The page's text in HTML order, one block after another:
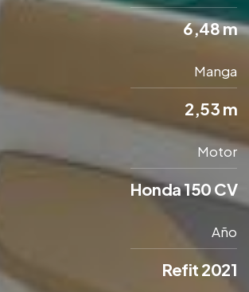
6,48 m
Manga
2,53 m
Motor
Honda 150 CV
Año
Refit 2021